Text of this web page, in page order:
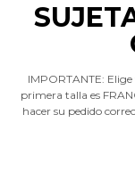
IMPORTANTE:
primera talla es
hacer su pedido